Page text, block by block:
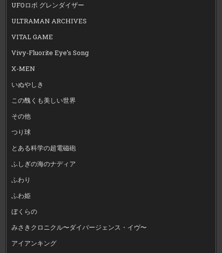
UFOロボ グレンダイザー
ULTRAMAN ARCHIVES
VITAL GAME
Vivy-Fluorite Eye’s Song
X-MEN
いぬやしき
この醜くも美しい世界
その他
つり球
とある科学の超電磁砲
ふしぎの海のナディア
ふわり
ふわ姫
ぼくらの
みさきクロニクル〜ダイバージェンス・イヴ〜
アイアンキング